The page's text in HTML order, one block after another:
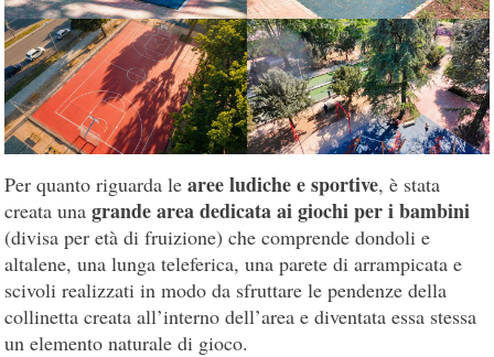
Per quanto riguarda learee ludiche e sportive, è stata
creata unagrande area dedicata ai giochi per i bambini
(divisa per età di fruizione) che comprende dondoli e
altalene, una lunga teleferica, una parete di arrampicata e
scivoli realizzati in modo da sfruttare le pendenze della
collinetta creata all’interno dell’area e diventata essa stessa
un elemento naturale di gioco.